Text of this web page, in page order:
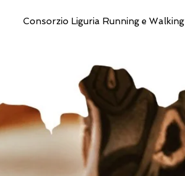
Consorzio Liguria Running e Walking